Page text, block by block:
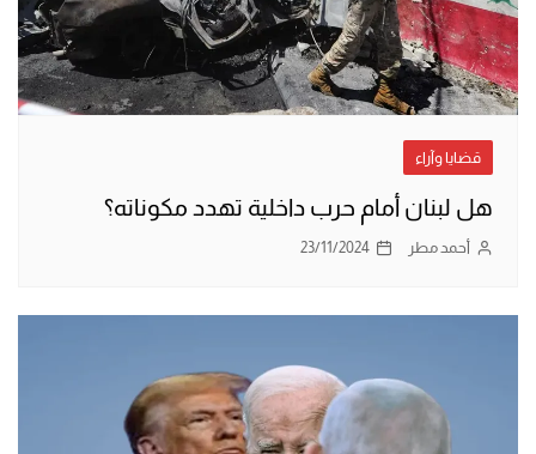
قضايا وآراء
هل لبنان أمام حرب داخلية تهدد مكوناته؟
أحمد مطر 23/11/2024